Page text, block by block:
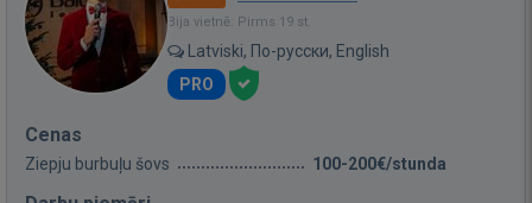
Bija vietnē: Pirms 19 st.
Latviski, По-русски, English
PRO
Cenas
Ziepju burbuļu šovs 100-200€/stunda